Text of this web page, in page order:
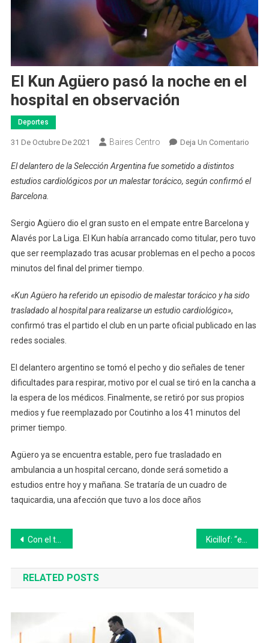
El Kun Agüero pasó la noche en el
hospital en observación
Deportes
31 De Octubre De 2021 Baires Centro Deja Un ComentarioEn
En
El
El delantero de la Selección Argentina fue sometido a distintos
estudios cardiológicos por un malestar torácico, según confirmó el
Barcelona.
Sergio Agüero dio el gran susto en el empate entre Barcelona y
Alavés por La Liga. El Kun había arrancado como titular, pero tuvo
que ser reemplazado tras acusar problemas en el pecho a pocos
minutos del final del primer tiempo.
«Kun Agüero ha referido un episodio de malestar torácico y ha sido
trasladado al hospital para realizarse un estudio cardiológico»,
confirmó tras el partido el club en un parte oficial publicado en las
redes sociales.
El delantero argentino se tomó el pecho y dio señales de tener
dificultades para respirar, motivo por el cual se tiró en la cancha a
la espera de los médicos. Finalmente, se retiró por sus propios
medios y fue reemplazado por Coutinho a los 41 minutos del
primer tiempo.
Agüero ya se encuentra estable, pero fue trasladado en
ambulancia a un hospital cercano, donde será sometido a
estudios entre hoy y mañana. Se trataría de un cuadro de
taquicardia, una afección que tuvo a los doce años
Navegación
de
entradas
Con el triunfo del veinticinqueño Mito Guerra, Bolívar vivió una fiesta con la 22º Maratón Dino Hugo Tinelli
RELATED POSTS